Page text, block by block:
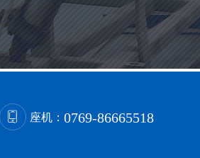
座机： 0769-86665518